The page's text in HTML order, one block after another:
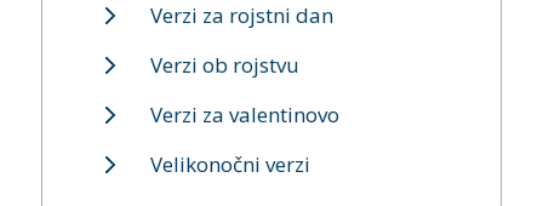
Verzi za rojstni dan
Verzi ob rojstvu
Verzi za valentinovo
Velikonočni verzi